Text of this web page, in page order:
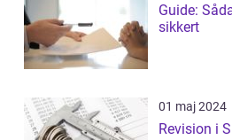
Guide:
sikkert
01 maj 2024
Revision i